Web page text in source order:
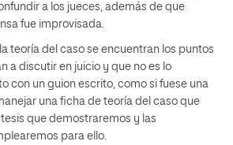
a los jueces, además de que
fue improvisada.
teoría del caso se encuentran los puntos
a discutir en juicio y que no es lo
con un guion escrito, como si fuese una
una ficha de teoría del caso que
que demostraremos y las
para ello.